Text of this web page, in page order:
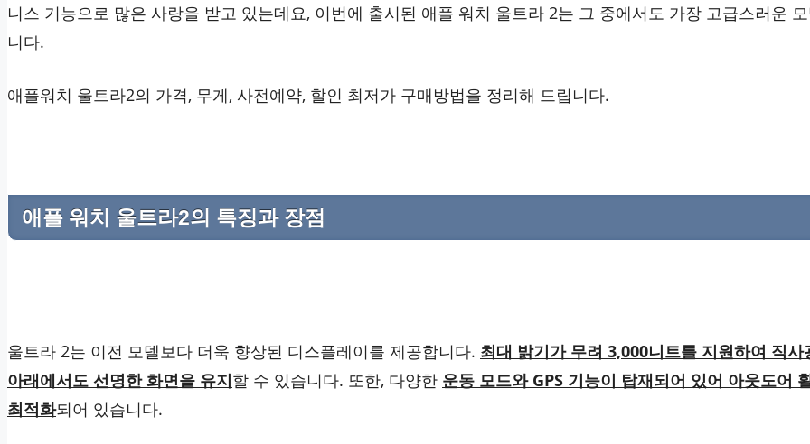
니스 기능으로 많은 사랑을 받고 있는데요, 이번에 출시된 애플 워치 울트라 2는 그 중에서도 가장 고급스러운
니다.
애플워치 울트라2의 가격, 무게, 사전예약, 할인 최저가 구매방법을 정리해 드립니다.
애플 워치 울트라2의 특징과 장점
울트라 2는 이전 모델보다 더욱 향상된 디스플레이를 제공합니다. 최대 밝기가 무려 3,000니트를 지원하여 직사
아래에서도 선명한 화면을 유지할 수 있습니다. 또한, 다양한 운동 모드와 GPS 기능이 탑재되어 있어 아웃도어
최적화되어 있습니다.